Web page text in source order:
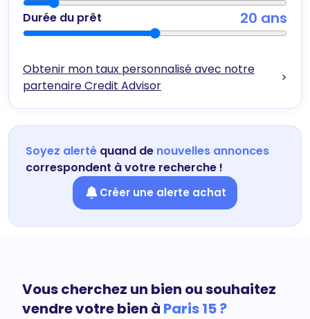
Durée du prêt 20 ans
Obtenir mon taux personnalisé avec notre
partenaire Credit Advisor
>
Soyez alerté quand de nouvelles annonces
correspondent à votre recherche !
Créer une alerte achat
Vous cherchez un bien ou souhaitez
vendre votre bien à Paris 15 ?